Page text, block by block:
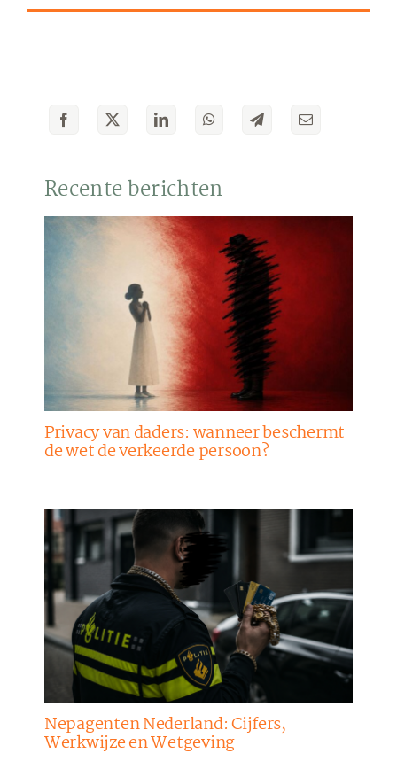
Recente berichten
Privacy van daders: wanneer beschermt
de wet de verkeerde persoon?
Nepagenten Nederland: Cijfers,
Werkwijze en Wetgeving